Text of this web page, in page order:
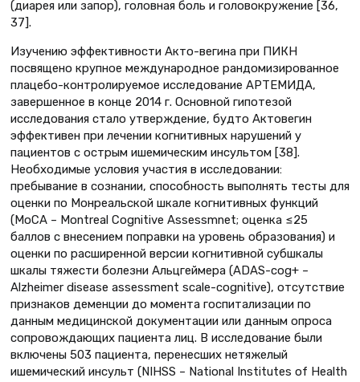
(диарея или запор), головная боль и головокружение [36,
37].
Изучению эффективности Акто-вегина при ПИКН
посвящено крупное международное рандомизированное
плацебо-контролируемое исследование АРТЕМИДА,
завершенное в конце 2014 г. Основной гипотезой
исследования стало утверждение, будто Актовегин
эффективен при лечении когнитивных нарушений у
пациентов с острым ишемическим инсультом [38].
Необходимые условия участия в исследовании:
пребывание в сознании, способность выполнять тесты для
оценки по Монреальской шкале когнитивных функций
(MoCA – Montreal Cognitive Assessmnet; оценка ≤25
баллов с внесением поправки на уровень образования) и
оценки по расширенной версии когнитивной субшкалы
шкалы тяжести болезни Альцгеймера (ADAS-cog+ –
Alzheimer disease assessment scale-cognitive), отсутствие
признаков деменции до момента госпитализации по
данным медицинской документации или данным опроса
сопровождающих пациента лиц. В исследование были
включены 503 пациента, перенесших нетяжелый
ишемический инсульт (NIHSS – National Institutes of Health